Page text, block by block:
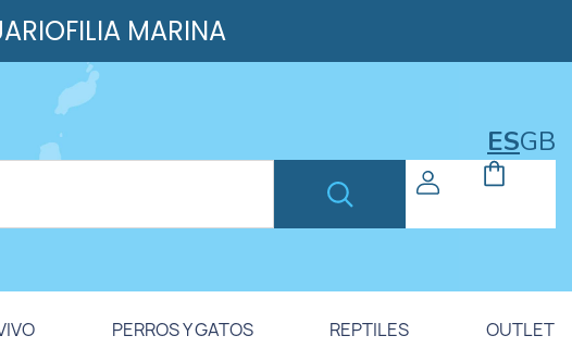
MARINA
ESGB
PERROS Y GATOS REPTILES OUTLET